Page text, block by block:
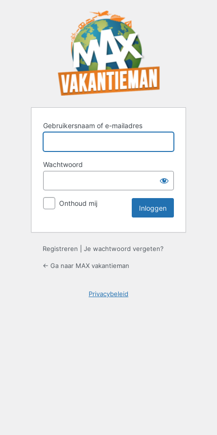
Gebruikersnaam of e-mailadres
Wachtwoord
Onthoud mij
Registreren Je wachtwoord vergeten?
← Ga naar MAX vakantieman
Privacybeleid